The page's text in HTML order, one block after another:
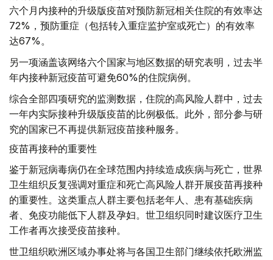
六个月内接种的升级版疫苗对预防新冠相关住院的有效率达
72%，预防重症（包括转入重症监护室或死亡）的有效率
达67%。
另一项涵盖该网络六个国家与地区数据的研究表明，过去半
年内接种新冠疫苗可避免60%的住院病例。
综合全部四项研究的监测数据，住院的高风险人群中，过去
一年内实际接种升级版疫苗的比例极低。此外，部分参与研
究的国家已不再提供新冠疫苗接种服务。
疫苗再接种的重要性
鉴于新冠病毒病仍在全球范围内持续造成疾病与死亡，世界
卫生组织反复强调对重症和死亡高风险人群开展疫苗再接种
的重要性。这类重点人群主要包括老年人、患有基础疾病
者、免疫功能低下人群及孕妇。世卫组织同时建议医疗卫生
工作者再次接受疫苗接种。
世卫组织欧洲区域办事处将与各国卫生部门继续依托欧洲监